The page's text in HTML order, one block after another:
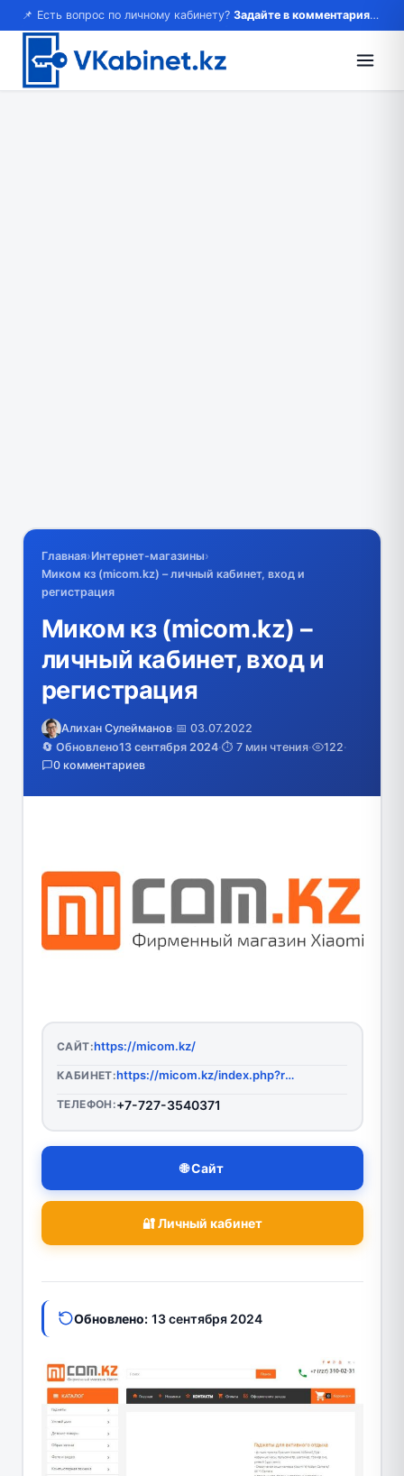
📌 Есть вопрос по личному кабинету? Задайте в комментариях — ответим!
Главная›Интернет-магазины›
Миком кз (micom.kz) – личный кабинет, вход и
регистрация
Миком кз (micom.kz) –
личный кабинет, вход и
регистрация
Алихан Сулейманов·📅 03.07.2022
🔄 Обновлено13 сентября 2024·⏱️ 7 мин чтения· 122·
0 комментариев
САЙТ:https://micom.kz/
КАБИНЕТ: https://micom.kz/index.php?route=account/login
ТЕЛЕФОН:+7-727-3540371
🌐 Сайт
🔐 Личный кабинет
Обновлено: 13 сентября 2024